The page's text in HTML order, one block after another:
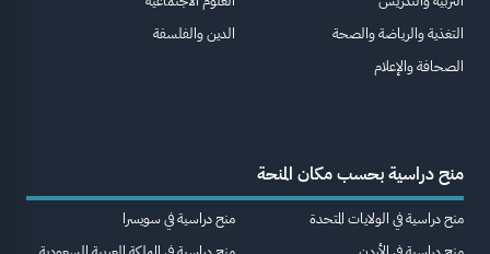
التغذية والرياضة والصحة
الصحافة والإعلام
الدين والفلسفة
منح دراسية بحسب مكان المنحة
منح دراسية في الولايات المتحدة
منح دراسية في سويسرا